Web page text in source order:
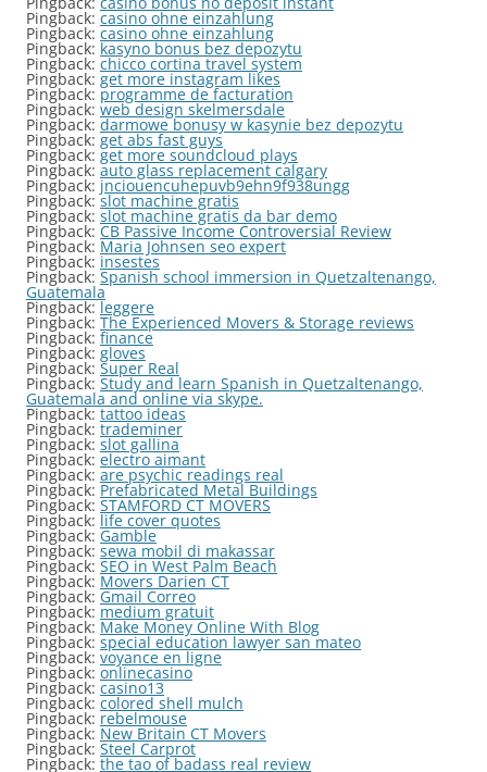
Pingback: casino ohne einzahlung
Pingback: casino ohne einzahlung
Pingback: kasyno bonus bez depozytu
Pingback: chicco cortina travel system
Pingback: get more instagram likes
Pingback: programme de facturation
Pingback: web design skelmersdale
Pingback: darmowe bonusy w kasynie bez depozytu
Pingback: get abs fast guys
Pingback: get more soundcloud plays
Pingback: auto glass replacement calgary
Pingback: jnciouencuhepuvb9ehn9f938ungg
Pingback:slot machine gratis
Pingback: slot machine gratis da bar demo
Pingback: CB Passive Income Controversial Review
Pingback: Maria Johnsen seo expert
Pingback: insestes
Pingback: Spanish school immersion in Quetzaltenango,
Guatemala
Pingback:leggere
Pingback: The Experienced Movers & Storage reviews
Pingback: finance
Pingback: gloves
Pingback: Super Real
Pingback: Study and learn Spanish in Quetzaltenango,
Guatemala and online via skype.
Pingback:tattoo ideas
Pingback: trademiner
Pingback: slot gallina
Pingback: electro aimant
Pingback: are psychic readings real
Pingback: Prefabricated Metal Buildings
Pingback: STAMFORD CT MOVERS
Pingback: life cover quotes
Pingback: Gamble
Pingback: sewa mobil di makassar
Pingback: SEO in West Palm Beach
Pingback: Movers Darien CT
Pingback: Gmail Correo
Pingback: medium gratuit
Pingback: Make Money Online With Blog
Pingback: special education lawyer san mateo
Pingback: voyance en ligne
Pingback: onlinecasino
Pingback: casino13
Pingback: colored shell mulch
Pingback: rebelmouse
Pingback: New Britain CT Movers
Pingback: Steel Carprot
Pingback: the tao of badass real review